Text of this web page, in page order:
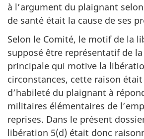
à l’argument du plaignant
de santé était la cause de ses
Selon le Comité, le motif de la
supposé être représentatif de
principale qui motive la
circonstances, cette raison
d’habileté du plaignant à
militaires élémentaires de
reprises. Dans le présent
libération 5(d) était donc